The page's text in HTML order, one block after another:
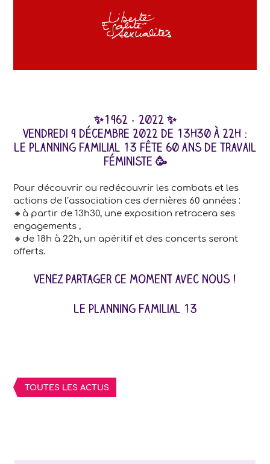
✨1962 - 2022 ✨
Vendredi 9 décembre 2022 de 13h30 à 22h :
Le planning familial 13 fête 60 ans de travail
féministe 🥳
Pour découvrir ou redécouvrir les combats et les
actions de l’association ces dernières 60 années :
🔸à partir de 13h30, une exposition retracera ses
engagements ,
🔸de 18h à 22h, un apéritif et des concerts seront
offerts.
Venez partager ce moment avec nous !
Le Planning Familial 13
TOUTES LES ACTUS